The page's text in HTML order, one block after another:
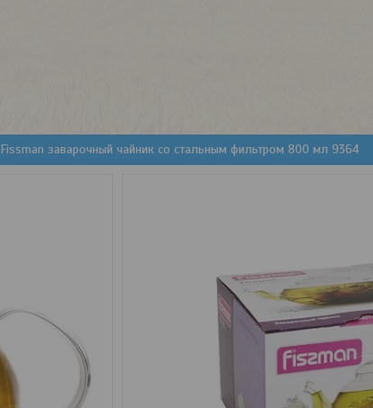
Fissman заварочный чайник со стальным фильтром 800 мл 9364